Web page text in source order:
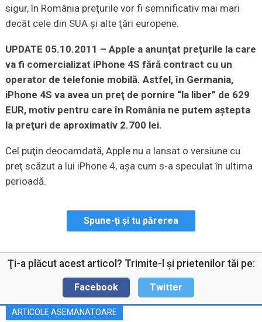
sigur, în România preţurile vor fi semnificativ mai mari
decât cele din SUA şi alte ţări europene.
UPDATE 05.10.2011 – Apple a anunţat preţurile la care
va fi comercializat iPhone 4S fără contract cu un
operator de telefonie mobilă. Astfel, în Germania,
iPhone 4S va avea un preţ de pornire “la liber” de 629
EUR, motiv pentru care în România ne putem aştepta
la preţuri de aproximativ 2.700 lei.
Cel puţin deocamdată, Apple nu a lansat o versiune cu
preţ scăzut a lui iPhone 4, aşa cum s-a speculat în ultima
perioadă.
Spune-ți și tu părerea
Ţi-a plăcut acest articol? Trimite-l şi prietenilor tăi pe:
Facebook Twitter
ARTICOLE ASEMANATOARE